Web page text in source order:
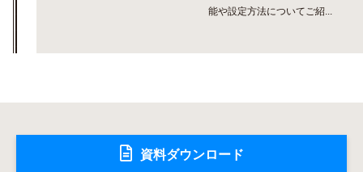
能や設定方法についてご紹...
資料ダウンロード